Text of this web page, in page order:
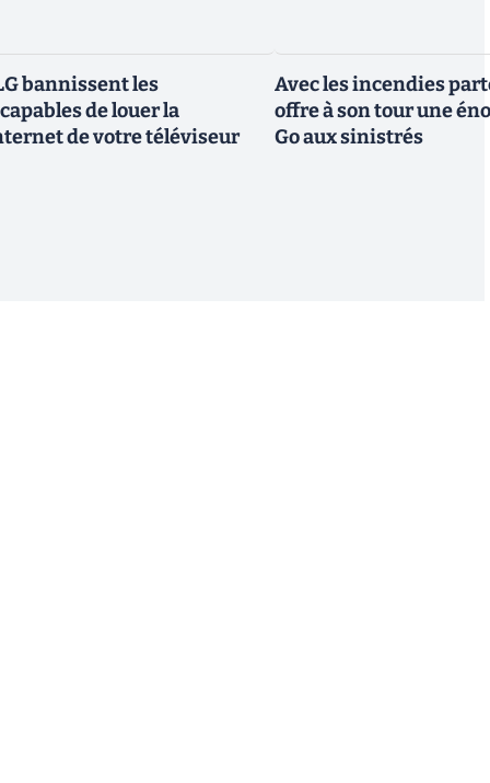
bannissent les
de louer la
de votre téléviseur
Avec les incendies
offre à son tour une
Go aux sinistrés